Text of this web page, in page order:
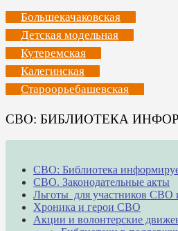
Большекачаковская
Детская модельная
Кутеремская
Калегинская
Староорьебашевская
СВО: БИБЛИОТЕКА
СВО: Библиотека
СВО. Законодательные акты
Льготы для участников СВО
Хроника и герои СВО
Акции и волонтерские